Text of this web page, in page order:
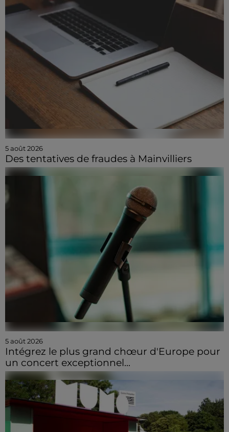
5 août 2026
Des tentatives de fraudes à Mainvilliers
5 août 2026
Intégrez le plus grand chœur d'Europe pour
un concert exceptionnel...